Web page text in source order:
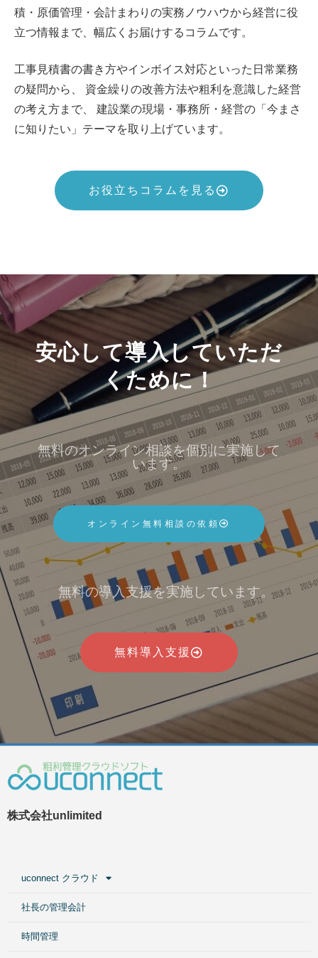
積・原価管理・会計まわりの実務ノウハウから経営に役
立つ情報まで、幅広くお届けするコラムです。
工事見積書の書き方やインボイス対応といった日常業務
の疑問から、 資金繰りの改善方法や粗利を意識した経営
の考え方まで、 建設業の現場・事務所・経営の「今まさ
に知りたい」テーマを取り上げています。
お役立ちコラムを見る
安心して導入していただ
くために！
無料のオンライン相談を個別に実施して
います。
オンライン無料相談の依頼
無料の導入支援を実施しています。
無料導入支援
株式会社unlimited
uconnect クラウド
社長の管理会計
時間管理